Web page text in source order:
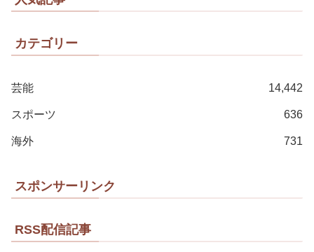
カテゴリー
芸能 14,442
スポーツ 636
海外 731
スポンサーリンク
RSS配信記事